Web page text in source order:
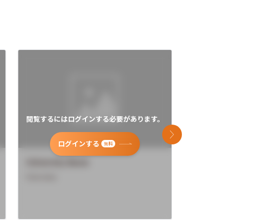
閲覧するにはログインする必要があります。
ログインする 無料
次のスライド